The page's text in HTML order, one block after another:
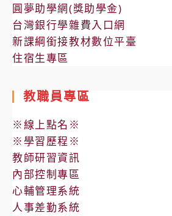
圓夢助學網(獎助學金)
台灣銀行學雜費入口網
新課綱銜接教材數位平臺
住宿生專區
教職員專區
※線上點名※
※學習歷程※
教師研習資訊
內部控制專區
心輔管理系統
人事差勤系統